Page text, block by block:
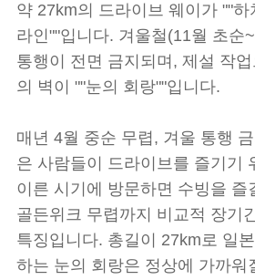
약 27km의 드라이브 웨이가 ""하
라인""입니다. 겨울철(11월 초순
통행이 전면 금지되며, 제설 작
의 벽이 ""눈의 회랑""입니다.
매년 4월 중순 무렵, 겨울 통행
은 사람들이 드라이브를 즐기기
이른 시기에 방문하면 수빙을 즐
골든위크 무렵까지 비교적 장기
특징입니다. 총길이 27km로 일
하는 눈의 회랑은 정상에 가까워